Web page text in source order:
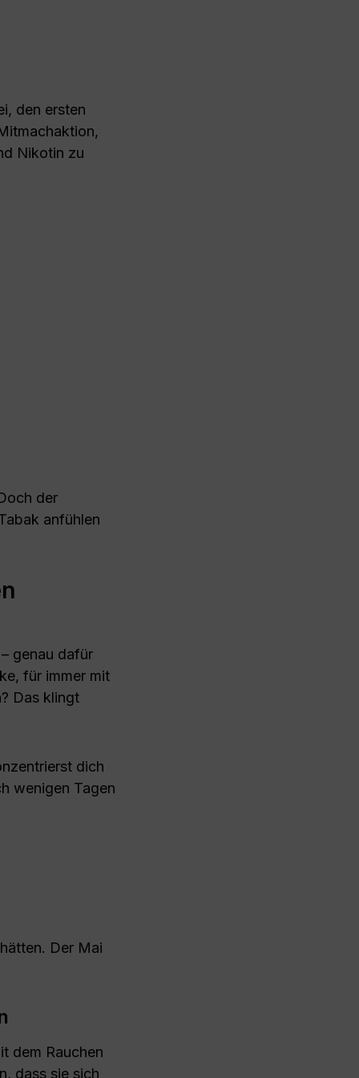
den ersten
Nikotin zu
der
anfühlen
genau dafür
für immer mit
Das klingt
dich
wenigen Tagen
Der Mai
dem Rauchen
dass sie sich